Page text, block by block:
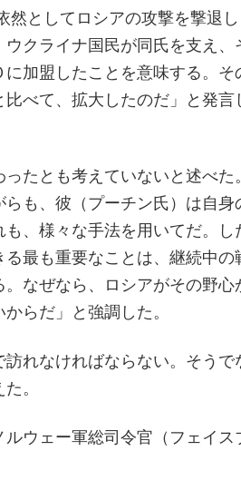
然としてロシアの攻撃を撃退し
クライナ国民が同氏を支え、
加盟したことを意味する。そ
べて、拡大したのだ」と発言
たとも考えていないと述べた
も、彼（プーチン氏）は自身
、様々な手法を用いてだ。し
最も重要なことは、継続中の
なぜなら、ロシアがその野心
らだ」と強調した。
れなければならない。そうで
。
ウェー軍総司令官（フェイス